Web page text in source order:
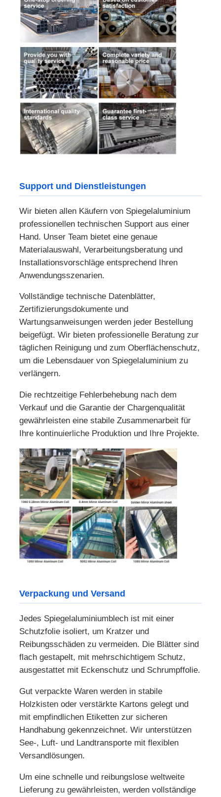
Support und Dienstleistungen
Wir bieten allen Käufern von Spiegelaluminium
professionellen technischen Support aus einer
Hand. Unser Team bietet eine genaue
Materialauswahl, Verarbeitungsberatung und
Installationsvorschläge entsprechend Ihren
Anwendungsszenarien.
Vollständige technische Datenblätter,
Zertifizierungsdokumente und
Wartungsanweisungen werden jeder Bestellung
beigefügt. Wir bieten professionelle Beratung zur
täglichen Reinigung und zum Oberflächenschutz,
um die Lebensdauer von Spiegelaluminium zu
verlängern.
Die rechtzeitige Fehlerbehebung nach dem
Verkauf und die Garantie der Chargenqualität
gewährleisten eine stabile Zusammenarbeit für
Ihre kontinuierliche Produktion und Ihre Projekte.
Verpackung und Versand
Jedes Spiegelaluminiumblech ist mit einer
Schutzfolie isoliert, um Kratzer und
Reibungsschäden zu vermeiden. Die Blätter sind
flach gestapelt, mit mehrschichtigem Schutz,
ausgestattet mit Eckenschutz und Schrumpffolie.
Gut verpackte Waren werden in stabile
Holzkisten oder verstärkte Kartons gelegt und
mit empfindlichen Etiketten zur sicheren
Handhabung gekennzeichnet. Wir unterstützen
See-, Luft- und Landtransporte mit flexiblen
Versandlösungen.
Um eine schnelle und reibungslose weltweite
Lieferung zu gewährleisten, werden vollständige